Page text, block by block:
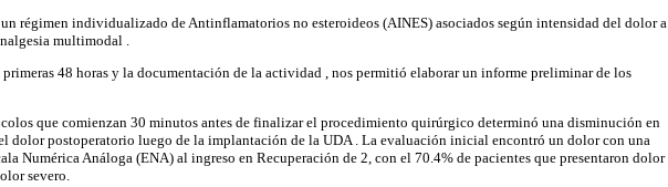
régimen individualizado de Antinflamatorios no esteroideos (AINES) asociados según intensidad del dolor a
multimodal .
48 horas y la documentación de la actividad , nos permitió elaborar un informe preliminar de los
que comienzan 30 minutos antes de finalizar el procedimiento quirúrgico determinó una disminución en
dolor postoperatorio luego de la implantación de la UDA . La evaluación inicial encontró un dolor con una
Numérica Análoga (ENA) al ingreso en Recuperación de 2, con el 70.4% de pacientes que presentaron dolor
severo.